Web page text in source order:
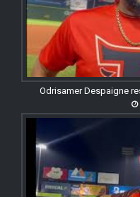
Odrisamer Despaigne